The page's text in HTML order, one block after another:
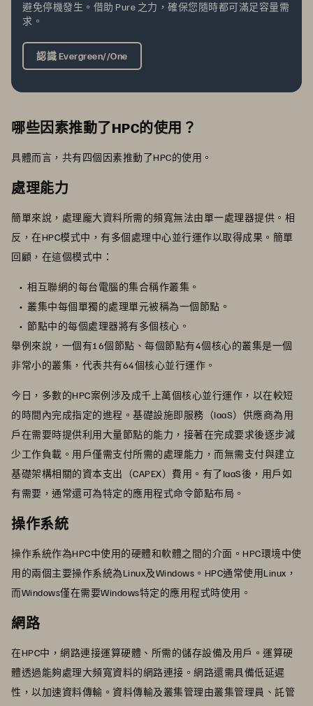
避免停機發生。借助 Pure 之力，確保您隨時都可滿足容量需
求。
認識 Evergreen//One
哪些因素推動了HPC的使用？
具體而言，共有四個因素推動了HPC的使用。
處理能力
簡單來說，處理龐大資料所需的頻寬無法由單一處理器提供。相
反，在HPC模式中，有多個處理中心並行運作以取得成果。簡單
回顧，在這個模式中：
相互聯網的每台電腦的集合稱作叢集。
叢集中每個單獨的處理單元被稱為一個節點。
節點中的每個處理器將有多個核心。
舉例來說，一個有16個節點、每個節點有4個核心的叢集是一個
非常小的叢集，代表共有64個核心並行運作。
今日，多數的HPC案例涉及成千上萬個核心並行運作，以在較短
的時間內完成指定的進程。基礎設施即服務（IaaS）供應商為用
戶在需要時提供利用大量節點的能力，接著在完成要求後逐步減
少工作負載。用戶僅需支付所需的處理能力，而無需支付與建立
基礎架構相關的資本支出（CAPEX）費用。有了IaaS後，用戶如
有需要，通常還可為特定的應用程式命令節點布局。
操作系統
操作系統作為HPC中使用的硬體和軟體之間的介面。HPC環境中使
用的兩個主要操作系統為Linux及Windows。HPC通常使用Linux，
而Windows僅在需要Windows特定的應用程式時使用。
網路
在HPC中，網路連接運算硬體、所需的儲存設備及用戶。運算硬
體透過能夠處理大頻寬資料的網路連接。網路還需具備低延遲
性，以加速資料傳輸。資料傳輸及叢集管理由叢集管理員、託管